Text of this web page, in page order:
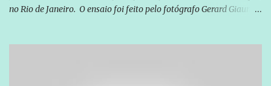
no Rio de Janeiro. O ensaio foi feito pelo fotógrafo Gerard Giaume